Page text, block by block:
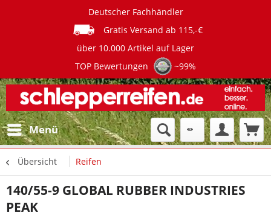
Deutscher Fachhändler
Gratis Versand ab 115,-€
über 10.000 Artikel auf Lager
TOP Bewertungen
~99%
Menü
Übersicht Reifen
140/55-9 GLOBAL RUBBER INDUSTRIES
PEAK